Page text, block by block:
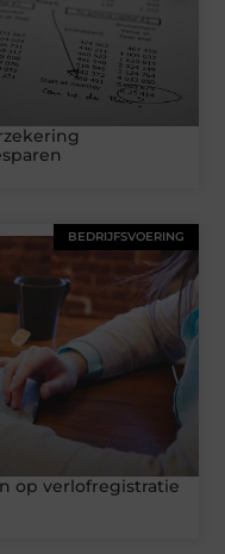
BEDRIJFSVOERING
op verlofregistratie